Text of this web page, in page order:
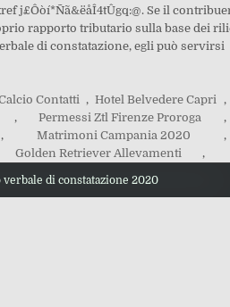
Contatti , Hotel Belvedere Capri ,
, Permessi Ztl Firenze Proroga
,
, Matrimoni Campania 2020
,
Golden Retriever Allevamenti ,
di constatazione 2020